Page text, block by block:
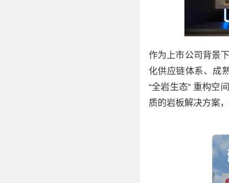
作为上市公司背景
化供应链体系、成
“全岩生态” 重构空
质的岩板解决方案